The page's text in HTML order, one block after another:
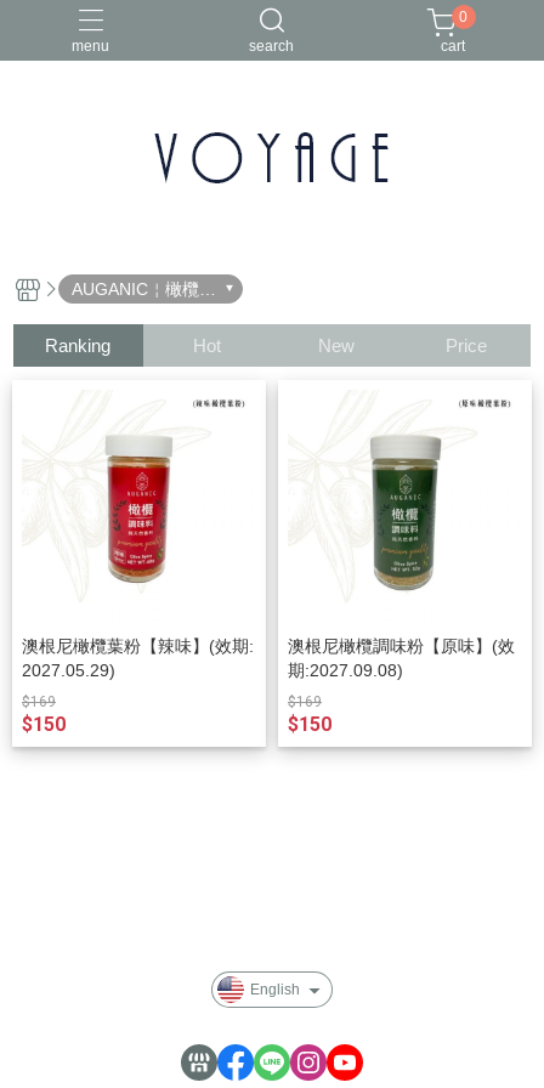
menu search
椒麻醬 橄欖油禮盒組 澳根尼
0
cart
AUGANIC￤橄欖調
味粉
Ranking Hot New Price
澳根尼橄欖葉粉【辣味】(效期:
2027.05.29)
$169
$150
澳根尼橄欖調味粉【原味】(效
期:2027.09.08)
$169
$150
English